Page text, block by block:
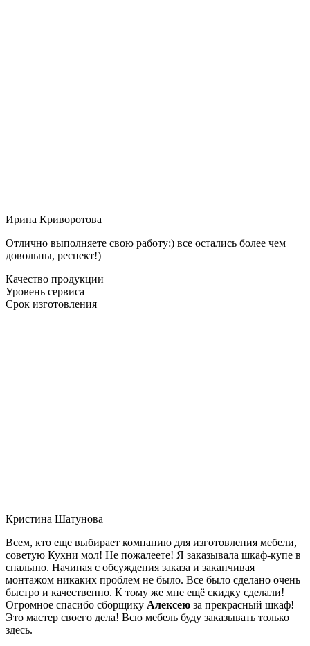
Ирина Криворотова
Отлично выполняете свою работу:) все остались более чем
довольны, респект!)
Качество продукции
Уровень сервиса
Срок изготовления
Кристина Шатунова
Всем, кто еще выбирает компанию для изготовления мебели,
советую Кухни мол! Не пожалеете! Я заказывала шкаф-купе в
спальню. Начиная с обсуждения заказа и заканчивая
монтажом никаких проблем не было. Все было сделано очень
быстро и качественно. К тому же мне ещё скидку сделали!
Огромное спасибо сборщику Алексею за прекрасный шкаф!
Это мастер своего дела! Всю мебель буду заказывать только
здесь.